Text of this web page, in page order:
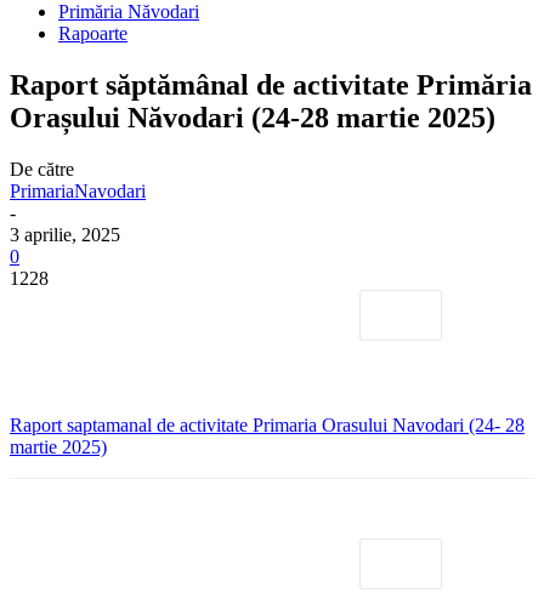
Primăria Năvodari
Rapoarte
Raport săptămânal de activitate Primăria
Orașului Năvodari (24-28 martie 2025)
De către
PrimariaNavodari
-
3 aprilie, 2025
0
1228
Raport saptamanal de activitate Primaria Orasului Navodari (24- 28
martie 2025)